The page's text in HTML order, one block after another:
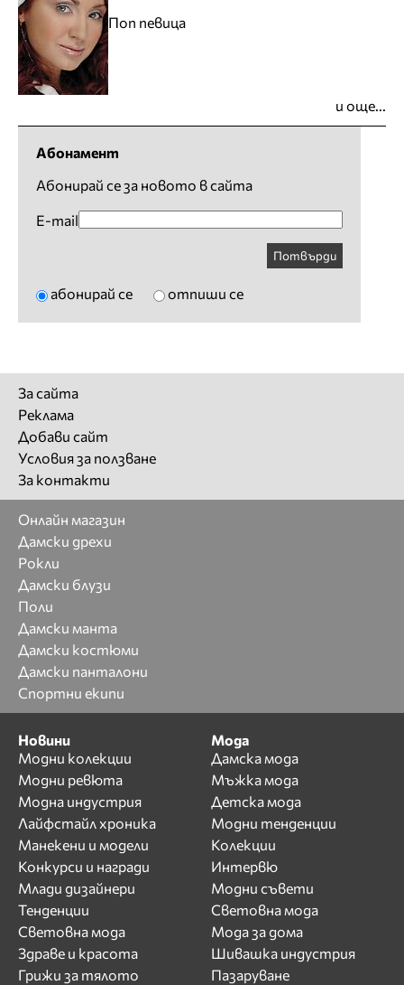
Поп певица
и още...
Абонамент
Абонирай се за новото в сайта
E-mail
Потвърди
абонирай се отпиши се
За сайта
Реклама
Добави сайт
Условия за ползване
За контакти
Онлайн магазин
Дамски дрехи
Рокли
Дамски блузи
Поли
Дамски манта
Дамски костюми
Дамски панталони
Спортни екипи
Новини
Модни колекции
Модни ревюта
Модна индустрия
Лайфстайл хроника
Манекени и модели
Конкурси и награди
Млади дизайнери
Тенденции
Световна мода
Здраве и красота
Грижи за тялото
Мода
Дамска мода
Мъжка мода
Детска мода
Модни тенденции
Колекции
Интервю
Модни съвети
Световна мода
Мода за дома
Шивашка индустрия
Пазаруване